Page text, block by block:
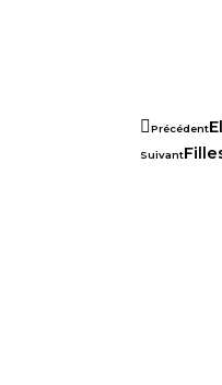
Précédent
Suivant